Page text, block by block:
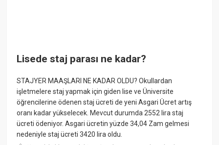
Lisede staj parası ne kadar?
STAJYER MAAŞLARI NE KADAR OLDU? Okullardan
işletmelere staj yapmak için giden lise ve Üniversite
öğrencilerine ödenen staj ücreti de yeni Asgari Ücret artış
oranı kadar yükselecek. Mevcut durumda 2552 lira staj
ücreti ödeniyor. Asgari ücretin yüzde 34,04 Zam gelmesi
nedeniyle staj ücreti 3420 lira oldu.